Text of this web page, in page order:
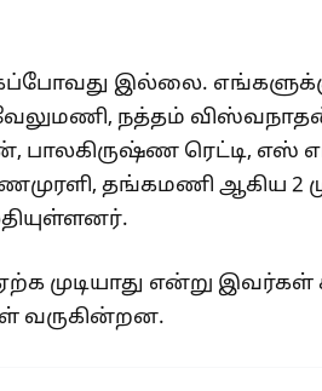
இல்லை. எங்களுக்கு
நத்தம்
ரெட்டி, எஸ் எம்
தங்கமணி ஆகிய 2
முடியாது என்று இவர்கள்
வருகின்றன.